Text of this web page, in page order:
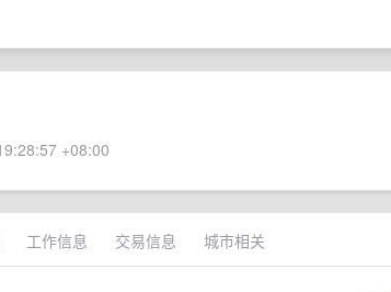
+08:00
工作信息 交易信息 城市相关